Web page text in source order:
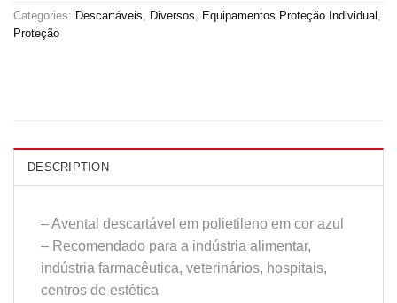
Categories: Descartáveis Diversos Equipamentos Proteção Individual
Proteção
DESCRIPTION
– Avental descartável em polietileno em cor azul
– Recomendado para a indústria alimentar,
indústria farmacêutica, veterinários, hospitais,
centros de estética